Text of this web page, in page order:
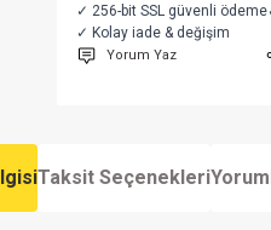
✓ 256-bit SSL güvenli ödeme
✓ Kolay iade & değişim
Yorum Yaz
Taksit Seçenekleri